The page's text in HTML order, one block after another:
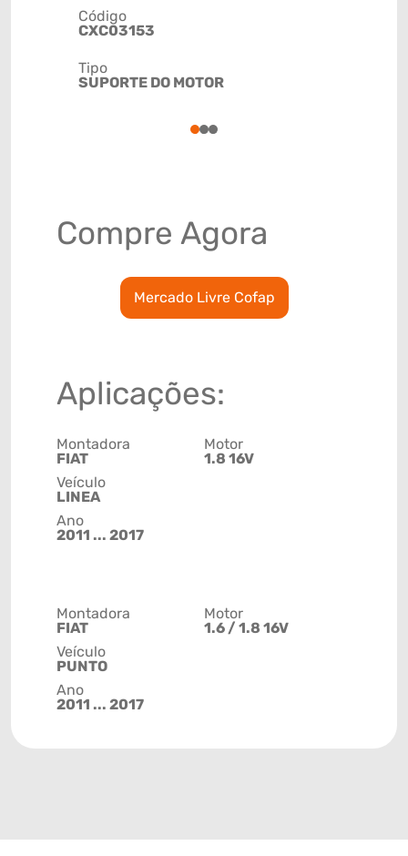
Código
CXC03153
Tipo
SUPORTE DO MOTOR
123
Compre Agora
Mercado Livre Cofap
Aplicações:
Montadora
FIAT
Veículo
LINEA
Ano
2011 ... 2017
Motor
1.8 16V
Montadora
FIAT
Veículo
PUNTO
Ano
2011 ... 2017
Motor
1.6 / 1.8 16V